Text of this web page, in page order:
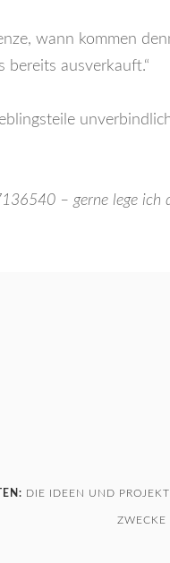
wann kommen
bereits ausverkauft.“
– gerne lege ich
DIE IDEEN UND
ZWECKE